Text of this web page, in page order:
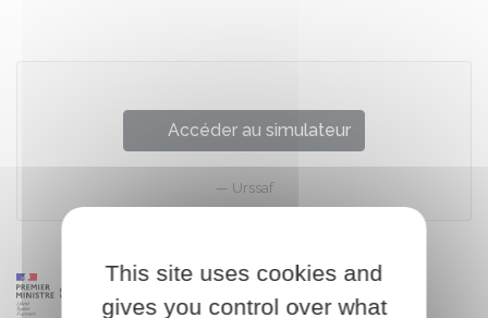
Accéder au simulateur
Urssaf
This site uses cookies and
gives you control over what